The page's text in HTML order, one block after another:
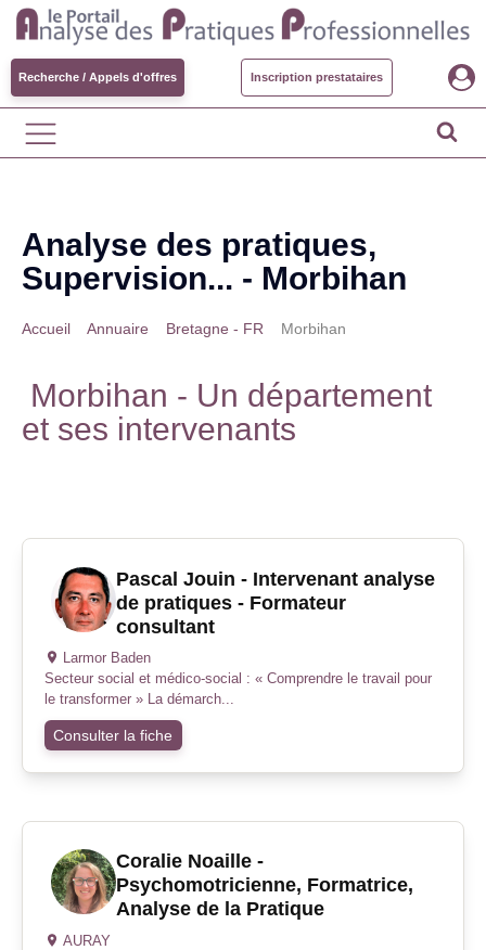
Recherche / Appels d'offres Inscription prestataires
Analyse des pratiques,
Supervision... - Morbihan
Accueil Annuaire Bretagne - FR Morbihan
Morbihan - Un département
et ses intervenants
Pascal Jouin - Intervenant analyse
de pratiques - Formateur
consultant
Larmor Baden
Secteur social et médico-social : « Comprendre le travail pour
le transformer » La démarch...
Consulter la fiche
Coralie Noaille -
Psychomotricienne, Formatrice,
Analyse de la Pratique
AURAY